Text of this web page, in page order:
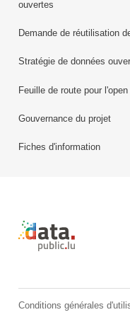
ouvertes
Demande de réutilisation
Stratégie de données
Feuille de route pour
Gouvernance du projet
Fiches d'information
Retour à l'accueil
Conditions générales